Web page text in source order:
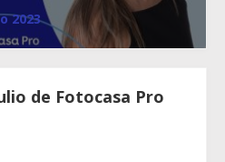
2023
de Fotocasa Pro